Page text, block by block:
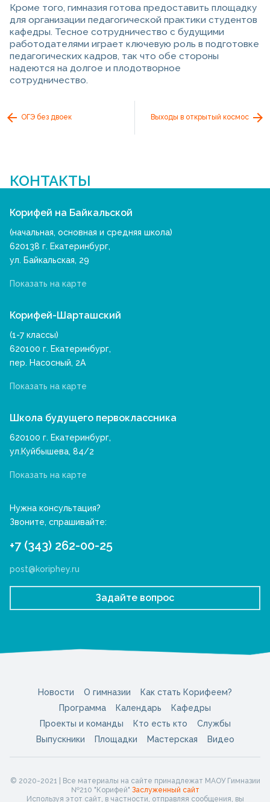
Кроме того, гимназия готова предоставить площадку
для организации педагогической практики студентов
кафедры. Тесное сотрудничество с будущими
работодателями играет ключевую роль в подготовке
педагогических кадров, так что обе стороны
надеются на долгое и плодотворное
сотрудничество.
ОГЭ без двоек Выходы в открытый космос
КОНТАКТЫ
Корифей на Байкальской
(начальная, основная и средняя школа)
620138 г. Екатеринбург,
ул. Байкальская, 29
Показать на карте
Корифей-Шарташский
(1-7 классы)
620100 г. Екатеринбург,
пер. Насосный, 2А
Показать на карте
Школа будущего первоклассника
620100 г. Екатеринбург,
ул.Куйбышева, 84/2
Показать на карте
Нужна консультация?
Звоните, спрашивайте:
+7 (343) 262-00-25
post@koriphey.ru
Задайте вопрос
Новости О гимназии
Как стать Корифеем?
Программа
Календарь
Кафедры
Проекты и команды
Кто есть кто
Службы
Выпускники
Площадки Мастерская Видео
© 2020-2021 | Все материалы на сайте принадлежат МАОУ Гимназии
№210 "Корифей" Заслуженный сайт
Используя этот сайт, в частности, отправляя сообщения, вы